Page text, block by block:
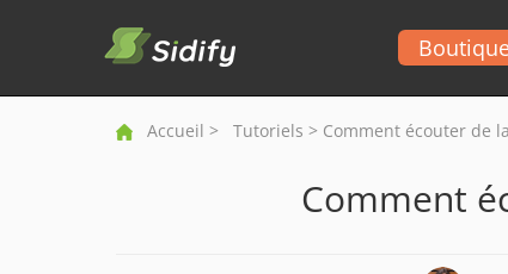
Accueil > Tutoriels > Comment écouter de
Comment